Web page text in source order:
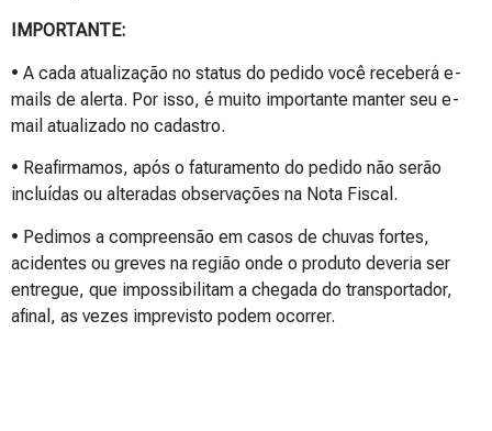
IMPORTANTE:
• A cada atualização no status do pedido você receberá e-
mails de alerta. Por isso, é muito importante manter seu e-
mail atualizado no cadastro.
• Reafirmamos, após o faturamento do pedido não serão
incluídas ou alteradas observações na Nota Fiscal.
• Pedimos a compreensão em casos de chuvas fortes,
acidentes ou greves na região onde o produto deveria ser
entregue, que impossibilitam a chegada do transportador,
afinal, as vezes imprevisto podem ocorrer.